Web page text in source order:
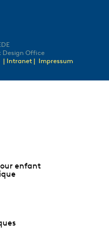
Design Office
| Intranet | Impressum
enfant